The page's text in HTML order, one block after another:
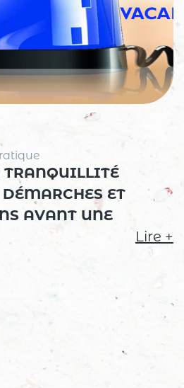
TRANQUILLITÉ
ET
AVANT UNE
Lire +